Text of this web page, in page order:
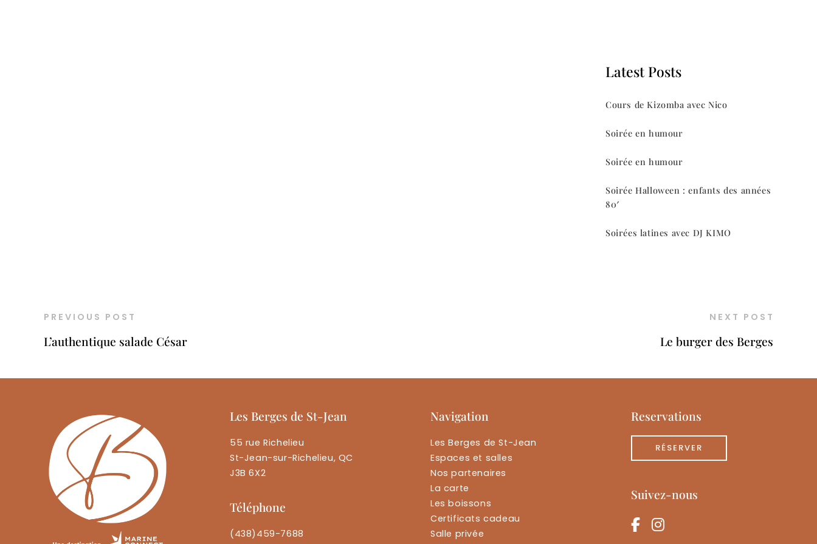
Latest Posts
Cours de Kizomba avec Nico
Soirée en humour
Soirée en humour
Soirée Halloween : enfants des années
80′
Soirées latines avec DJ KIMO
PREVIOUS POST
L’authentique salade César
NEXT POST
Le burger des Berges
Les Berges de St-Jean
55 rue Richelieu
St-Jean-sur-Richelieu, QC
J3B 6X2
Téléphone
(438)459-7688
Navigation
Les Berges de St-Jean
Espaces et salles
Nos partenaires
La carte
Les boissons
Certificats cadeau
Salle privée
Reservations
RÉSERVER
Suivez-nous
facebook-f
instagram